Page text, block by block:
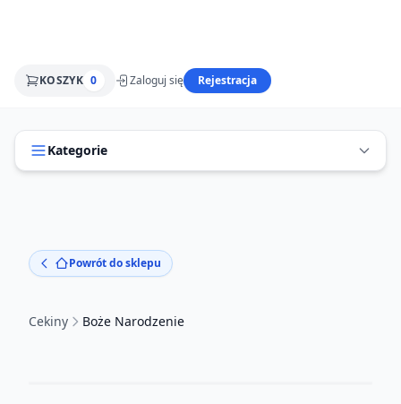
KOSZYK 0 Zaloguj się Rejestracja
Kategorie
Powrót do sklepu
Cekiny Boże Narodzenie